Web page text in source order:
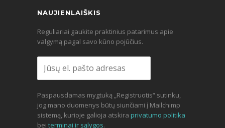
NAUJIENLAIŠKIS
Reguliariai gaukite praktinius patarimus apie
valgymą pagal savo kūno pojūčius.
Paspausdamas mygtuką „Registruotis“ sutinku,
jog mano duomenys būtų siunčiami į Mailchimp
sistemą, kurioje galioja atskira privatumo politika
bei terminai ir sąlygos.